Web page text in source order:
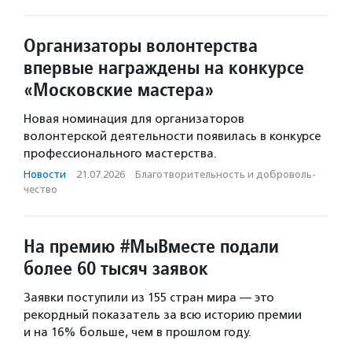
Организаторы волонтерства
впервые награждены на конкурсе
«Московские мастера»
Новая номинация для организаторов
волонтерской деятельности появилась в конкурсе
профессионального мастерства.
Новости · 21.07.2026 · Благотвори­тель­ность и доброволь­
чест­во
На премию #МыВместе подали
более 60 тысяч заявок
Заявки поступили из 155 стран мира — это
рекордный показатель за всю историю премии
и на 16% больше, чем в прошлом году.